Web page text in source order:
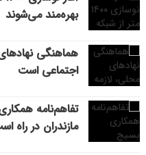
بهره‌مند می‌شوند
هماهنگی
اجتماعی است
تفاهم‌نامه
مازندران در راه